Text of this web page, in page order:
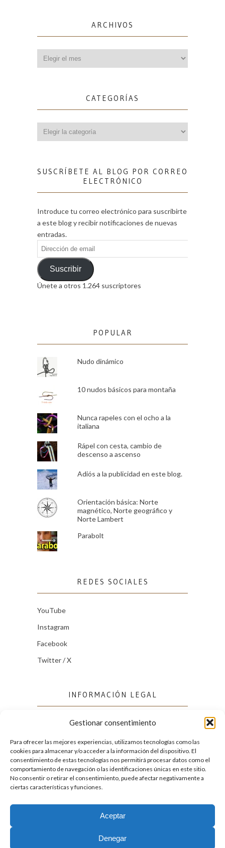
Gestionar consentimiento
Para ofrecer las mejores experiencias, utilizamos tecnologías como las
cookies para almacenar y/o acceder a la información del dispositivo. El
consentimiento de estas tecnologías nos permitirá procesar datos como el
comportamiento de navegación o las identificaciones únicas en este sitio.
No consentir o retirar el consentimiento, puede afectar negativamente a
ciertas características y funciones.
Aceptar
Denegar
ARCHIVOS
CATEGORÍAS
SUSCRÍBETE AL BLOG POR CORREO
ELECTRÓNICO
Introduce tu correo electrónico para suscribirte
a este blog y recibir notificaciones de nuevas
entradas.
Dirección
de
emailSuscribir
Únete a otros 1.264 suscriptores
POPULAR
Nudo dinámico
10 nudos básicos para montaña
Nunca rapeles con el ocho a la
italiana
Rápel con cesta, cambio de
descenso a ascenso
Adiós a la publicidad en este blog.
Orientación básica: Norte
magnético, Norte geográfico y
Norte Lambert
Parabolt
REDES SOCIALES
YouTube
Instagram
Facebook
Twitter / X
INFORMACIÓN LEGAL
Política de cookies (UE)
Política de privacidad
FACEBOOK